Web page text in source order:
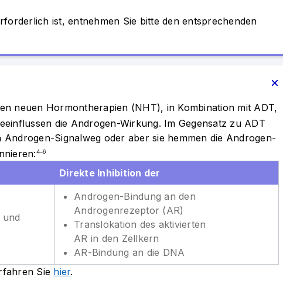
ist, entnehmen Sie bitte den entsprechenden
neuen Hormontherapien (NHT), in Kombination mit ADT,
die Androgen-Wirkung. Im Gegensatz zu ADT
Signalweg oder aber sie hemmen die Androgen-
4–6
Direkte Inhibition der
Androgen-Bindung an den
Androgenrezeptor (AR)
Translokation des aktivierten
AR in den Zellkern
AR-Bindung an die DNA
Sie hier.